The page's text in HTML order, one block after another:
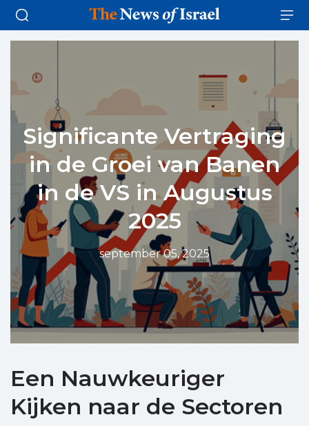
Significante Vertraging
in de Groei van Banen
in de VS in Augustus
2025
september 05, 2025
Een Nauwkeuriger
Kijken naar de Sectoren